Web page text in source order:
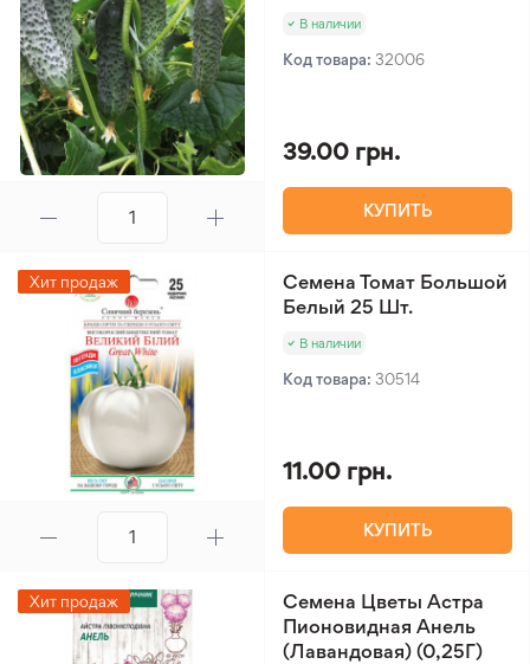
В наличии
Код товара: 32006
39.00 грн.
КУПИТЬ
Хит продаж
Семена Томат Большой
Белый 25 Шт.
В наличии
Код товара: 30514
11.00 грн.
КУПИТЬ
Хит продаж
Семена Цветы Астра
Пионовидная Анель
(Лавандовая) (0,25Г)